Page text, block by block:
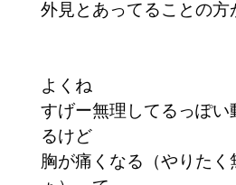
外見とあってることの方
よくね
すげー無理してるっぽい
るけど
胸が痛くなる（やりた